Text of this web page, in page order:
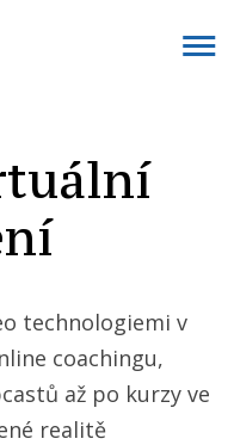
technologiemi v
coachingu,
až po kurzy ve
realitě